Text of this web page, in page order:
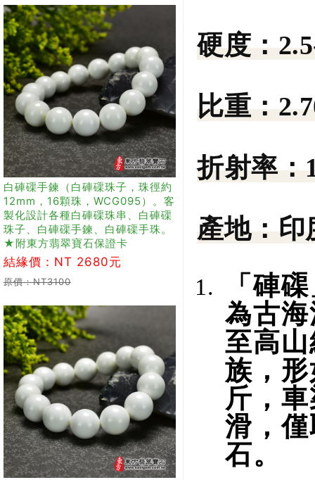
白硨磲手鍊（白硨磲珠子，珠徑約
12mm，16顆珠，WCG095）。客
製化設計各種白硨磲珠串、白硨磲
珠子、白硨磲手鍊、白硨磲手珠。
★附東方翡翠寶石保證卡
結緣價：NT 2680元
原價：NT3100
硬度：
比重：
折射率：
產地： 印
「硨
為古
至高
族，
斤，
滑，
石。